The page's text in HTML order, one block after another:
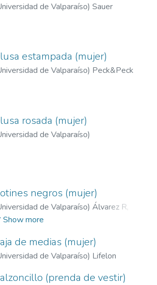
de Valparaíso) Sauer
estampada (mujer)
de Valparaíso) Peck&Peck
rosada (mujer)
de Valparaíso)
negros (mujer)
de Valparaíso) Álvarez R,
Show more
de medias (mujer)
de Valparaíso) Lifelon
(prenda de vestir)